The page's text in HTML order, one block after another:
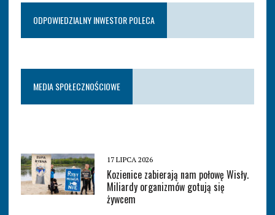
ODPOWIEDZIALNY INWESTOR POLECA
MEDIA SPOŁECZNOŚCIOWE
17 LIPCA 2026
Kozienice zabierają nam połowę Wisły.
Miliardy organizmów gotują się
żywcem